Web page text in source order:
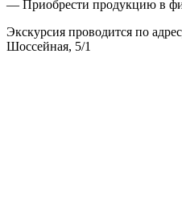
— Приобрести продукцию в
Экскурсия проводится по
Шоссейная, 5/1